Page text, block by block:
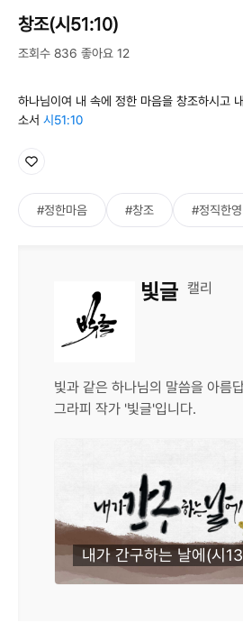
창조(시51:10)
조회수 836 좋아요 12
하나님이여 내 속에 정한 마음을 창조하시고
소서 시51:10
#정한마음 #창조 #정직한영
빛글 캘리
빛과 같은 하나님의 말씀을 아름
그라피 작가 '빛글'입니다.
내가 간구하는 날에(시